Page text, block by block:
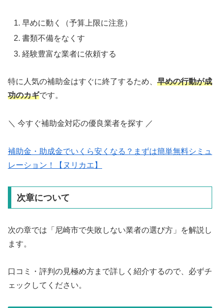
早めに動く（予算上限に注意）
書類不備をなくす
経験豊富な業者に依頼する
特に人気の補助金はすぐに終了するため、 早めの行動が成
功のカギです。
＼ 今すぐ補助金対応の優良業者を探す ／
補助金・助成金でいくら安くなる？まずは簡単無料シミュ
レーション！【ヌリカエ】
次章について
次の章では「尼崎市で失敗しない業者の選び方」を解説し
ます。
口コミ・評判の見極め方まで詳しく紹介するので、必ずチ
ェックしてください。